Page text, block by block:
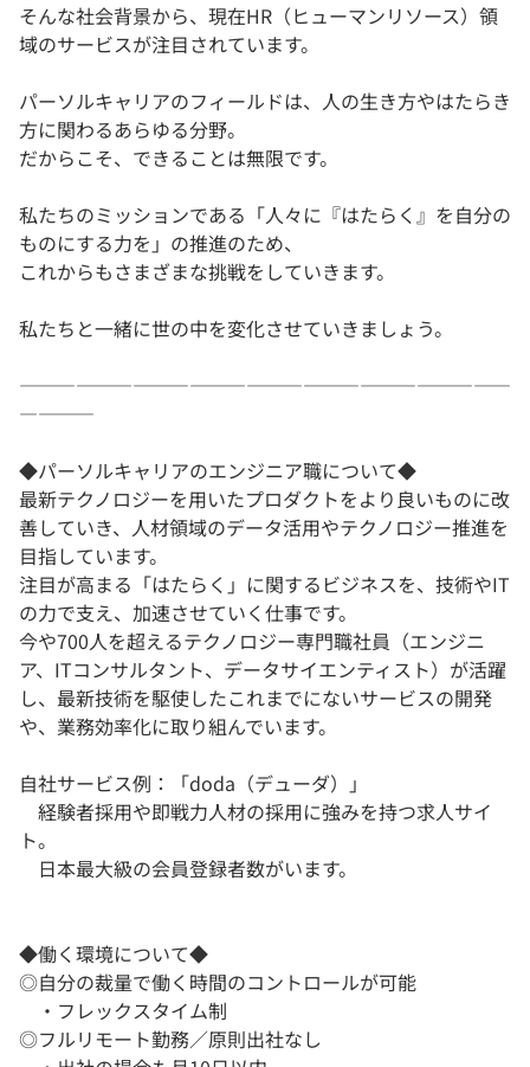
そんな社会背景から、現在HR（ヒューマンリソース）領
域のサービスが注目されています。
パーソルキャリアのフィールドは、人の生き方やはたらき
方に関わるあらゆる分野。
だからこそ、できることは無限です。
私たちのミッションである「人々に『はたらく』を自分の
ものにする力を」の推進のため、
これからもさまざまな挑戦をしていきます。
私たちと一緒に世の中を変化させていきましょう。
――――――――――――――――――――――――――
――――
◆パーソルキャリアのエンジニア職について◆
最新テクノロジーを用いたプロダクトをより良いものに改
善していき、人材領域のデータ活用やテクノロジー推進を
目指しています。
注目が高まる「はたらく」に関するビジネスを、技術やIT
の力で支え、加速させていく仕事です。
今や700人を超えるテクノロジー専門職社員（エンジニ
ア、ITコンサルタント、データサイエンティスト）が活躍
し、最新技術を駆使したこれまでにないサービスの開発
や、業務効率化に取り組んでいます。
自社サービス例：「doda（デューダ）」
経験者採用や即戦力人材の採用に強みを持つ求人サイ
ト。
日本最大級の会員登録者数がいます。
◆働く環境について◆
◎自分の裁量で働く時間のコントロールが可能
・フレックスタイム制
◎フルリモート勤務／原則出社なし